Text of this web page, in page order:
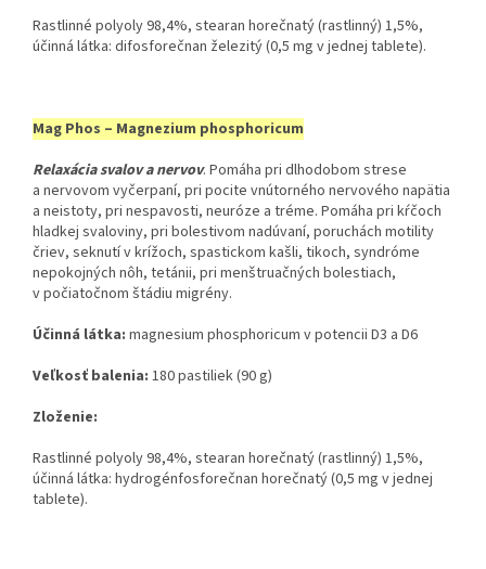
Rastlinné polyoly 98,4%, stearan horečnatý (rastlinný) 1,5%,
účinná látka: difosforečnan železitý (0,5 mg v jednej tablete).
Mag Phos – Magnezium phosphoricum
Relaxácia svalov a nervov. Pomáha pri dlhodobom strese
a nervovom vyčerpaní, pri pocite vnútorného nervového napätia
a neistoty, pri nespavosti, neuróze a tréme. Pomáha pri kŕčoch
hladkej svaloviny, pri bolestivom nadúvaní, poruchách motility
čriev, seknutí v krížoch, spastickom kašli, tikoch, syndróme
nepokojných nôh, tetánii, pri menštruačných bolestiach,
v počiatočnom štádiu migrény.
Účinná látka: ​ magnesium phosphoricum v potencii D3 a D6
Veľkosť balenia: ​ 180 pastiliek (90 g)
Zloženie:
Rastlinné polyoly 98,4%, stearan horečnatý (rastlinný) 1,5%,
účinná látka: hydrogénfosforečnan horečnatý (0,5 mg v jednej
tablete).